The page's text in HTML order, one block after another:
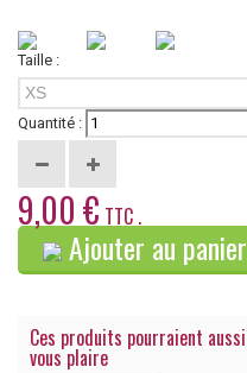
Taille :
XS
Quantité :
9,00 € TTC .
Ajouter au panier
Ces produits pourraient aussi
vous plaire